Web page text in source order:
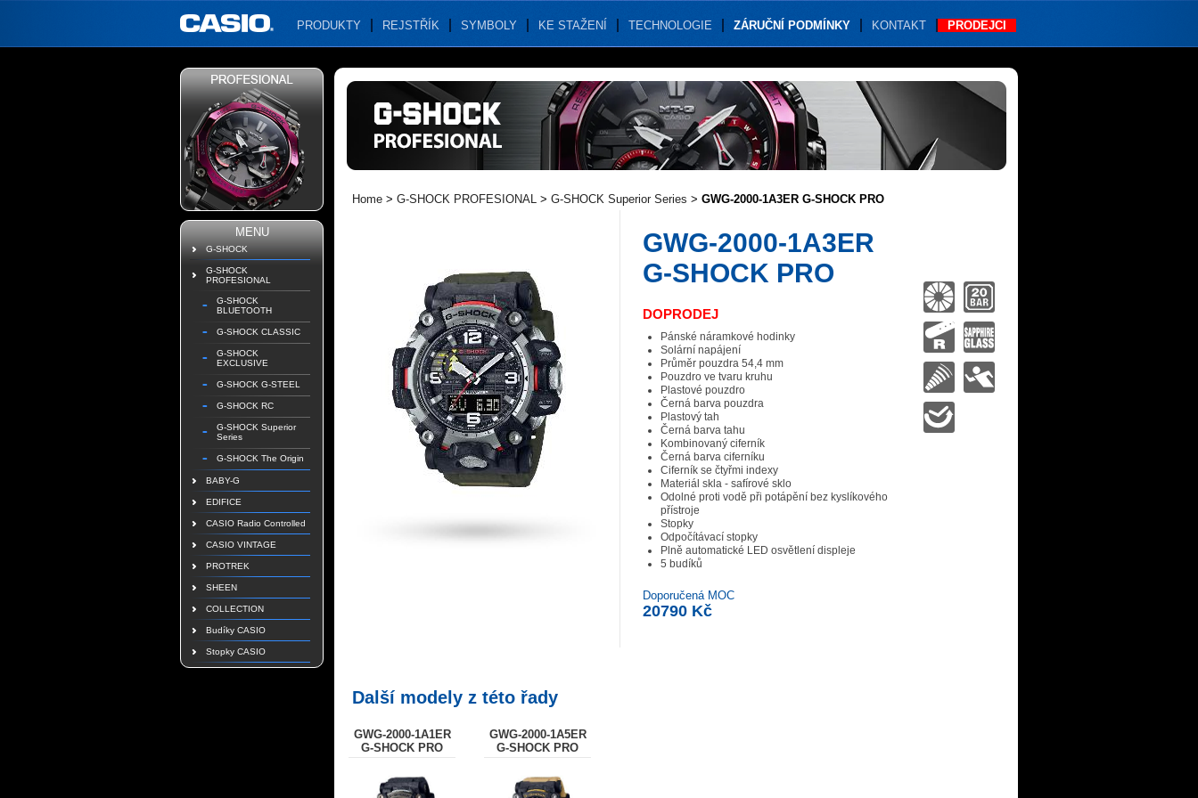
PRODUKTY REJSTŘÍK SYMBOLY KE STAŽENÍ TECHNOLOGIE ZÁRUČNÍ PODMÍNKY KONTAKT PRODEJCI
MENU
G-SHOCK
G-SHOCK
PROFESIONAL
G-SHOCK
BLUETOOTH
G-SHOCK CLASSIC
G-SHOCK
EXCLUSIVE
G-SHOCK G-STEEL
G-SHOCK RC
G-SHOCK Superior
Series
G-SHOCK The Origin
BABY-G
EDIFICE
CASIO Radio Controlled
CASIO VINTAGE
PROTREK
SHEEN
COLLECTION
Budíky CASIO
Stopky CASIO
Home > G-SHOCK PROFESIONAL > G-SHOCK Superior Series > GWG-2000-1A3ER G-SHOCK PRO
GWG-2000-1A3ER
G-SHOCK PRO
DOPRODEJ
Pánské náramkové hodinky
Solární napájení
Průměr pouzdra 54,4 mm
Pouzdro ve tvaru kruhu
Plastové pouzdro
Černá barva pouzdra
Plastový tah
Černá barva tahu
Kombinovaný ciferník
Černá barva ciferníku
Ciferník se čtyřmi indexy
Materiál skla - safírové sklo
Odolné proti vodě při potápění bez kyslíkového
přístroje
Stopky
Odpočítávací stopky
Plně automatické LED osvětlení displeje
5 budíků
Doporučená MOC
20790 Kč
Další modely z této řady
GWG-2000-1A1ER
G-SHOCK PRO
GWG-2000-1A5ER
G-SHOCK PRO